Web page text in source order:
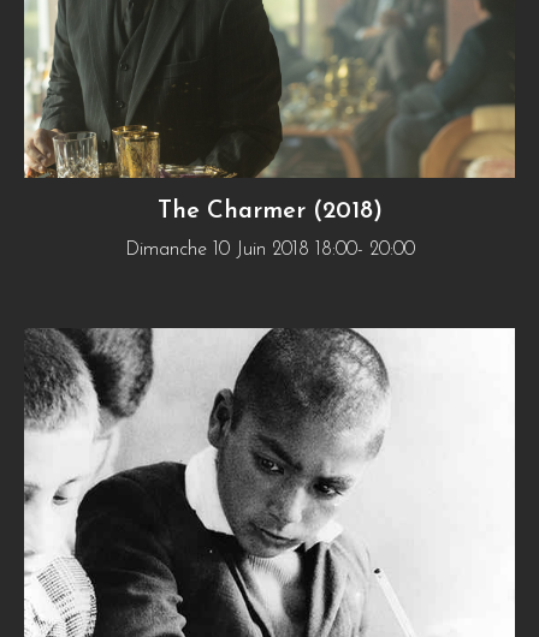
The Charmer (2018)
Dimanche 10 Juin 2018 18:00- 20:00